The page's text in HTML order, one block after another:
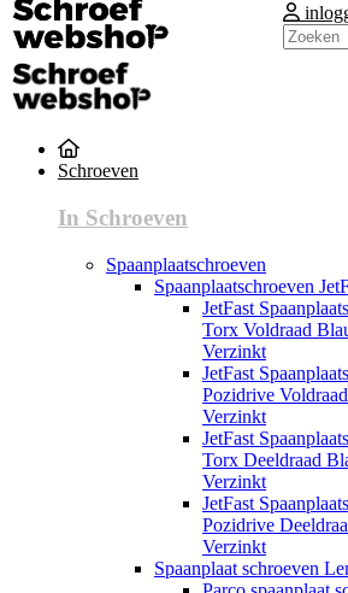
Schroeven
In Schroeven
Spaanplaatschroeven
Spaanplaatschroeven
JetFast
Torx Voldraad
Verzinkt
JetFast
Pozidrive
Verzinkt
JetFast
Torx Deeldraad
Verzinkt
JetFast
Pozidrive
Verzinkt
Spaanplaat schroeven